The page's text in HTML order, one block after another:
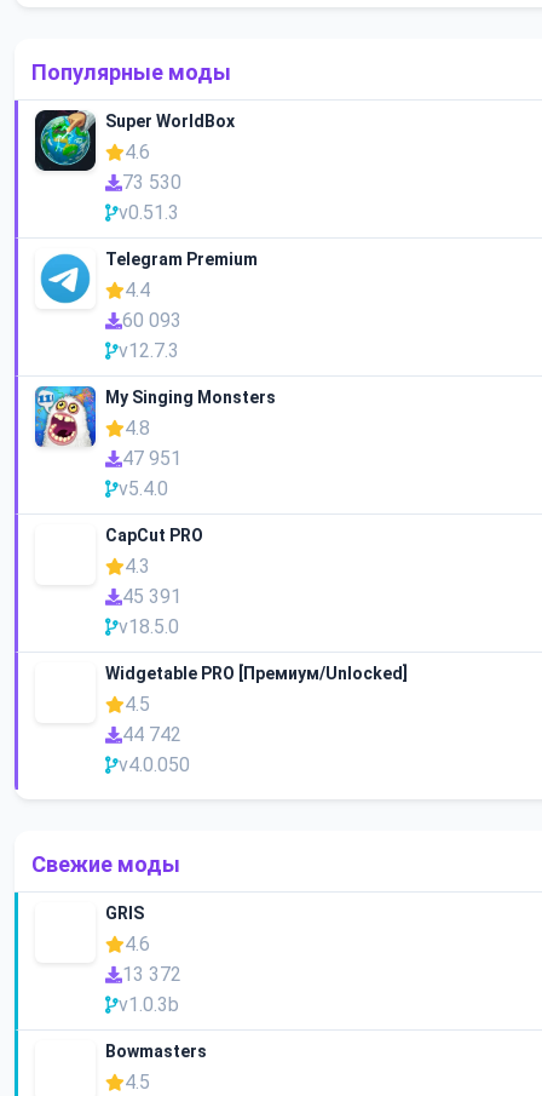
Популярные моды
Super WorldBox
4.6
73 530
v0.51.3
Telegram Premium
4.4
60 093
v12.7.3
My Singing Monsters
4.8
47 951
v5.4.0
CapCut PRO
4.3
45 391
v18.5.0
Widgetable PRO [Премиум/Unlocked]
4.5
44 742
v4.0.050
Свежие моды
GRIS
4.6
13 372
v1.0.3b
Bowmasters
4.5